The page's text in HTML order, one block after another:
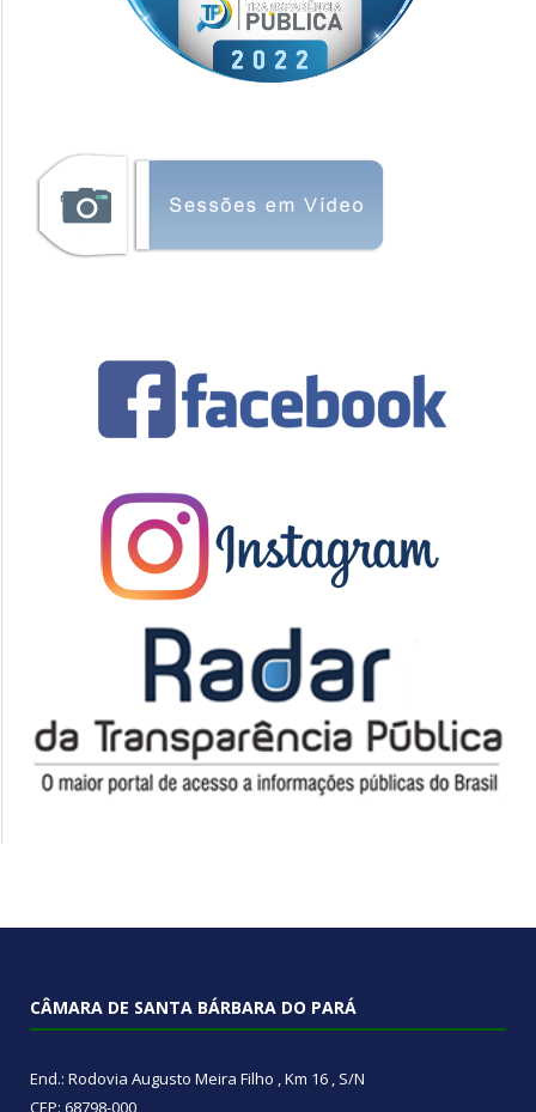
CÂMARA DE SANTA BÁRBARA DO PARÁ
End.: Rodovia Augusto Meira Filho , Km 16 , S/N
CEP: 68798-000